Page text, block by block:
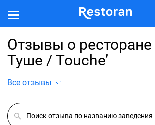
Отзывы о ресторане
Туше / Touche’
Все отзывы